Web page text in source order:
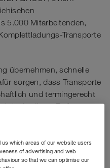
5.000 Mitarbeitenden,
Transporte
übernehmen, schnelle
sorgen, dass Transporte
und termingerecht
In dieser Rolle
auch dann auf Kurs,
which areas of our website users
of advertising and web
so that we can optimise our